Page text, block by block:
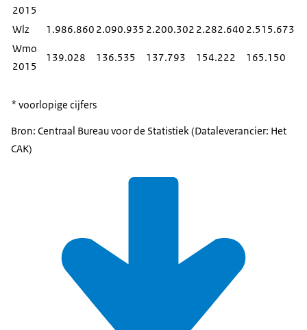
2015
Wlz
1.986.860 2.090.935 2.200.302 2.282.640 2.515.673
Wmo
2015
139.028 136.535 137.793 154.222 165.150
* voorlopige cijfers
Bron: Centraal Bureau voor de Statistiek (Dataleverancier: Het
CAK)